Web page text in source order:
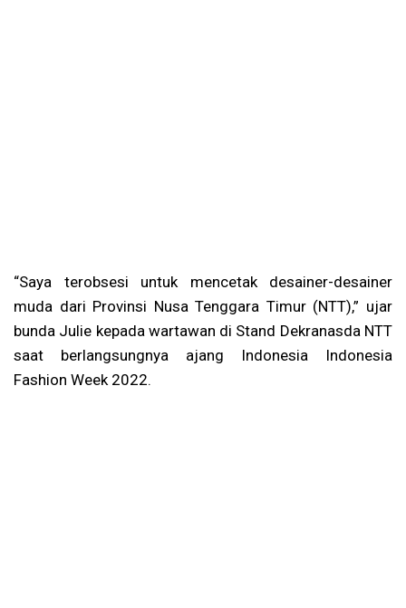
“Saya terobsesi untuk mencetak desainer-desainer
muda dari Provinsi Nusa Tenggara Timur (NTT),” ujar
bunda Julie kepada wartawan di Stand Dekranasda NTT
saat berlangsungnya ajang Indonesia Indonesia
Fashion Week 2022.